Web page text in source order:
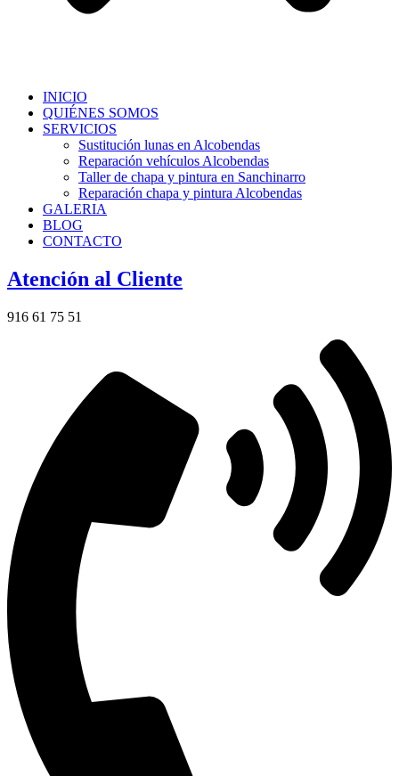
INICIO
QUIÉNES SOMOS
SERVICIOS
Sustitución lunas en Alcobendas
Reparación vehículos Alcobendas
Taller de chapa y pintura en Sanchinarro
Reparación chapa y pintura Alcobendas
GALERIA
BLOG
CONTACTO
Atención al Cliente
916 61 75 51